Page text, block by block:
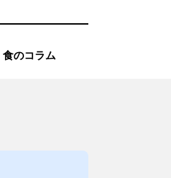
食のコラム